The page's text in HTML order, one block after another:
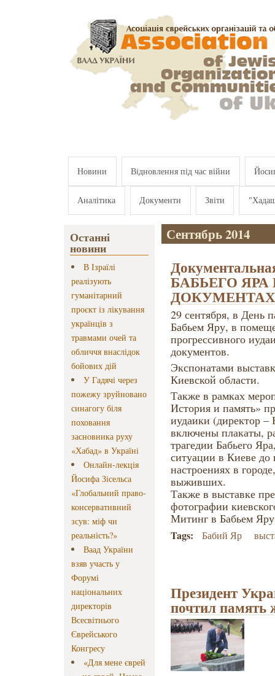
Новини Відновлення під час війни
Аналітика Документи Звіти
Останні
новини
В Ізраїлі
реалізують
гуманітарний
проєкт із лікування
українців з
травмами очей та
обличчя внаслідок
бойових дій
У Гадячі через
пожежу зруйновано
синагогу біля
поховання
засновника руху
«Хабад» в Україні
Онлайн-лекція
Йосифа Зісельса
«Глобальний право-
консервативний
зсув: міф чи
реальність?»
Ваад України
взяв участь у
Форумі
національних
директорів
Всесвітнього
Єврейського
Конгресу
«Для мене єврей
Сентябрь 2014
БАБЬЕГО
29 сентября, в День
Бабьем Яру, в
прогрессивного
документов.
Экспонатами
Киевской области.
Также в рамках
История и память»
иудаики (директор
включены плакаты,
трагедии Бабьего
ситуации в Киеве до
настроениях в
выживших.
Также в выставке
фотографии
Митинг в Бабьем
Tags: Бабий Яр
Президент
почтил память